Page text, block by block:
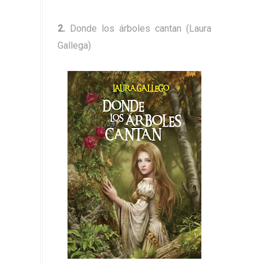
2. Donde los árboles cantan (Laura
Gallega)